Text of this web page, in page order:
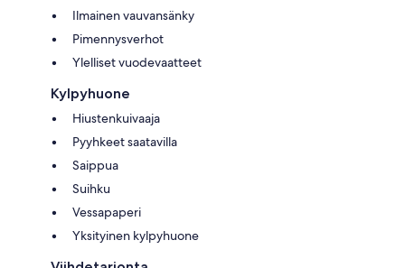
Ilmainen vauvansänky
Pimennysverhot
Ylelliset vuodevaatteet
Kylpyhuone
Hiustenkuivaaja
Pyyhkeet saatavilla
Saippua
Suihku
Vessapaperi
Yksityinen kylpyhuone